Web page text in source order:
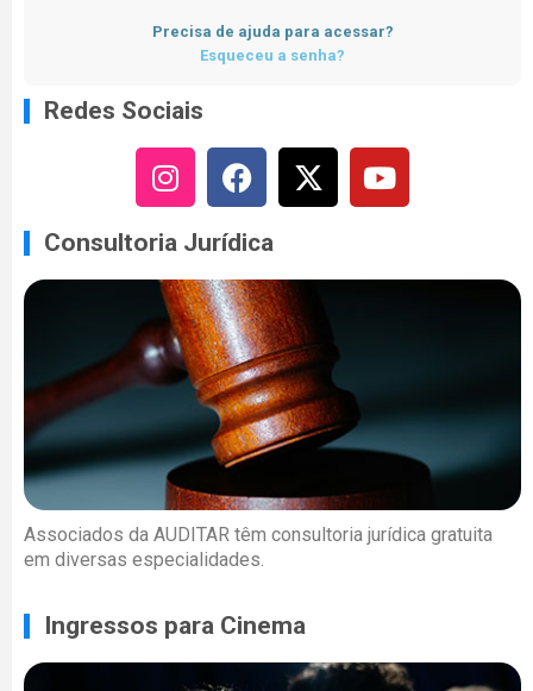
Precisa de ajuda para acessar?
Esqueceu a senha?
Redes Sociais
Consultoria Jurídica
Associados da AUDITAR têm consultoria jurídica gratuita
em diversas especialidades.
Ingressos para Cinema